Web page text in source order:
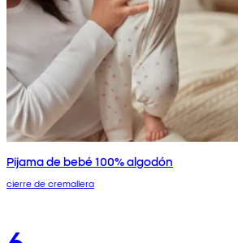
Pijama de bebé 100% algodón
cierre de cremallera